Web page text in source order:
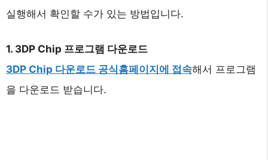
실행해서 확인할 수가 있는 방법입니다.
1. 3DP Chip 프로그램 다운로드
3DP Chip 다운로드 공식홈페이지에 접속해서 프로그램
을 다운로드 받습니다.